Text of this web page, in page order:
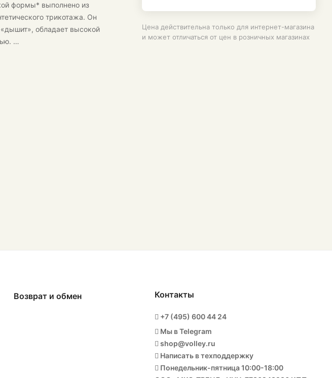
формы* выполнено из
трикотажа. Он
«дышит», обладает высокой
официальных играх ВФВ
Цена действительна только для интернет-магазина
и может отличаться от цен в розничных магазинах
Возврат и обмен Контакты
+7 (495) 600 44 24
Мы в Telegram
shop@volley.ru
Написать в техподдержку
Понедельник-пятница 10:00-18:00